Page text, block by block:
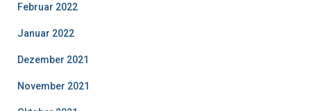
Februar 2022
Januar 2022
Dezember 2021
November 2021